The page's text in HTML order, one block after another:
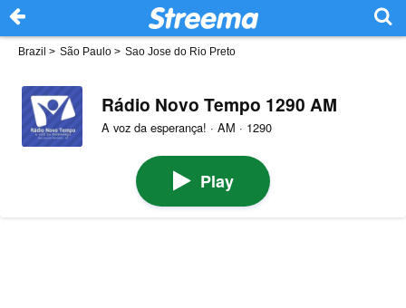
Brazil > São Paulo > Sao Jose do Rio Preto
Rádio Novo Tempo 1290 AM
A voz da esperança! · AM · 1290
Play